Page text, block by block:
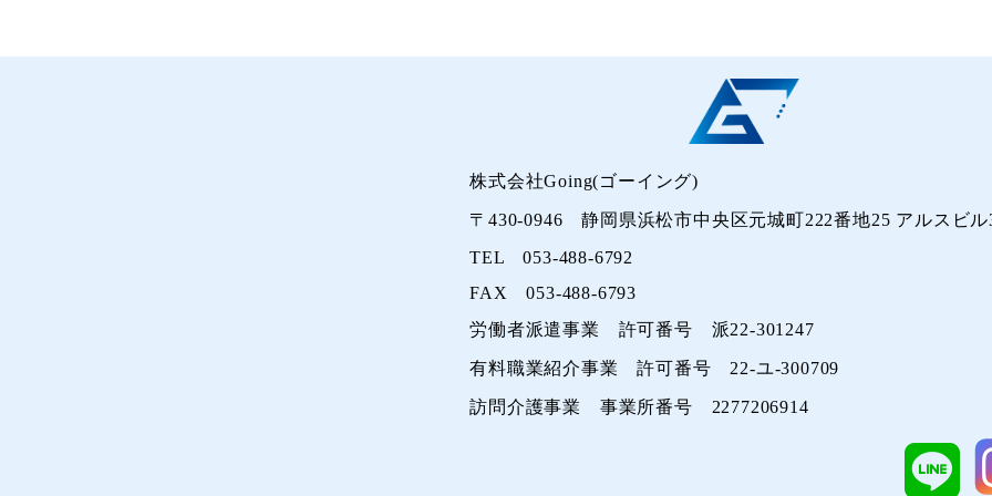
株式会社Going(ゴーイング)
〒430-0946 静岡県浜松市中央区元城町222番地25 アルスビル
TEL 053-488-6792
FAX 053-488-6793
労働者派遣事業 許可番号 派22-301247
有料職業紹介事業 許可番号 22-ユ-300709
訪問介護事業 事業所番号 2277206914